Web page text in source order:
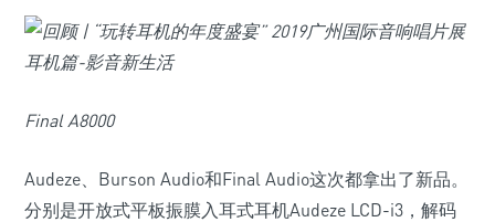
Final A8000
Audeze、Burson Audio和Final Audio这次都拿出了新品。
分别是开放式平板振膜入耳式耳机Audeze LCD-i3，解码